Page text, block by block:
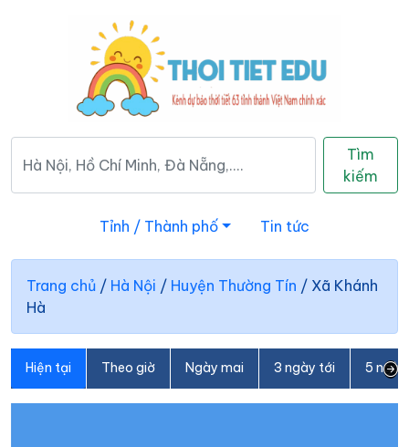
Tìm
kiếm
Tỉnh / Thành phố Tin tức
Trang chủ / Hà Nội / Huyện Thường Tín / Xã Khánh
Hà
Hiện tại Theo giờ Ngày mai 3 ngày tới 5